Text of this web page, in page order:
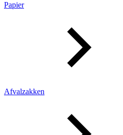
Papier
Afvalzakken